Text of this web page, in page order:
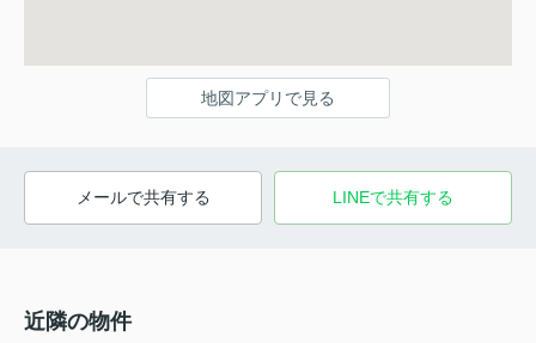
地図アプリで見る
メールで共有する LINEで共有する
近隣の物件